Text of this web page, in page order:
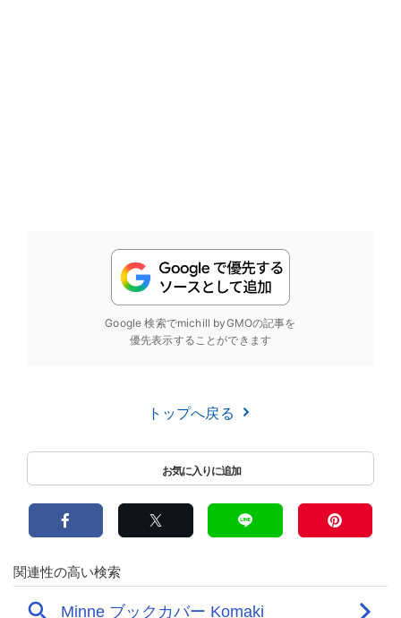
Google 検索でmichill byGMOの記事を
優先表示することができます
トップへ戻る